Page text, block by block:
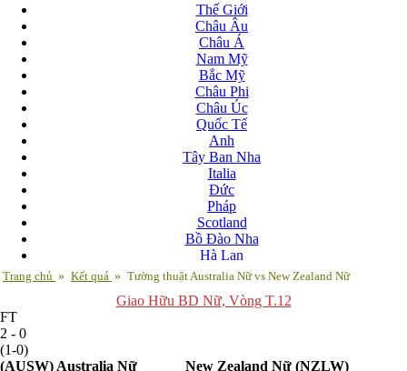
Thế Giới
Châu Âu
Châu Á
Nam Mỹ
Bắc Mỹ
Châu Phi
Châu Úc
Quốc Tế
Anh
Tây Ban Nha
Italia
Đức
Pháp
Scotland
Bồ Đào Nha
Hà Lan
Nga
Andorra
Trang chủ » Kết quả » Tường thuật Australia Nữ vs New Zealand Nữ
Giao Hữu BD Nữ, Vòng T.12
FT
2 - 0
(1-0)
(AUSW) Australia Nữ New Zealand Nữ (NZLW)